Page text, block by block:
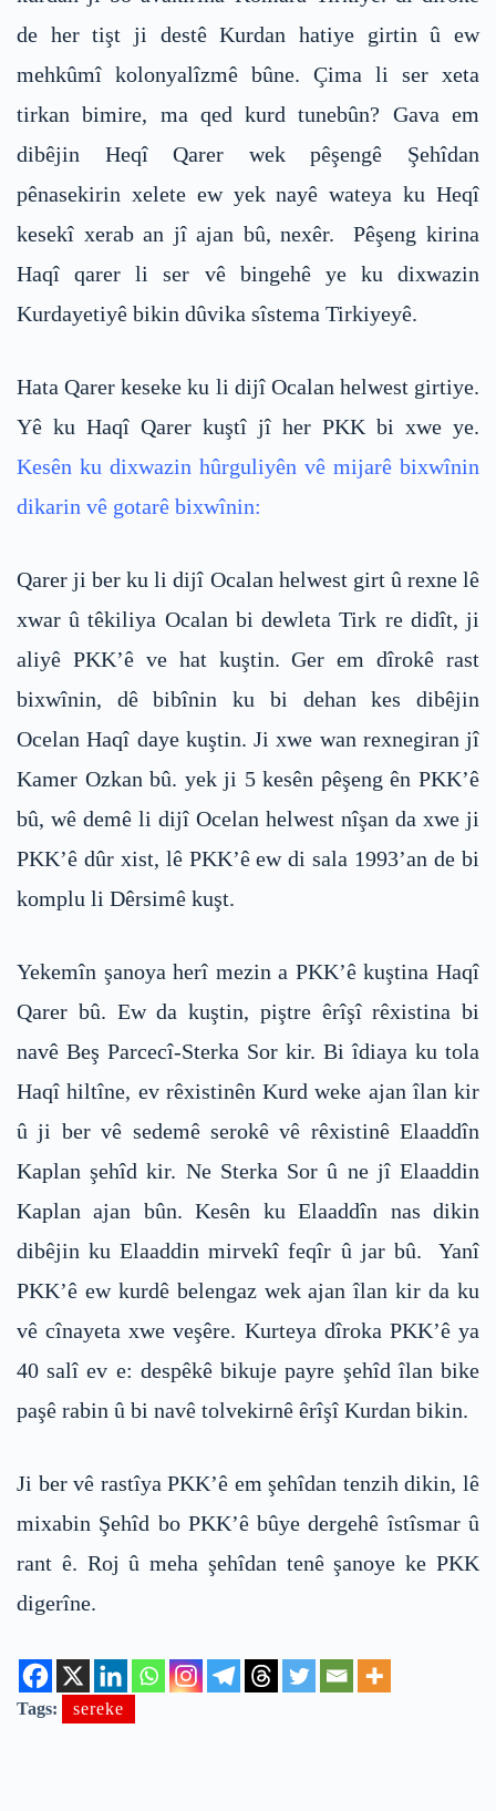
de her tişt ji destê Kurdan hatiye girtin û ew
mehkûmî kolonyalîzmê bûne. Çima li ser xeta
tirkan bimire, ma qed kurd tunebûn? Gava em
dibêjin Heqî Qarer wek pêşengê Şehîdan
pênasekirin xelete ew yek nayê wateya ku Heqî
kesekî xerab an jî ajan bû, nexêr. Pêşeng kirina
Haqî qarer li ser vê bingehê ye ku dixwazin
Kurdayetiyê bikin dûvika sîstema Tirkiyeyê.
Hata Qarer keseke ku li dijî Ocalan helwest girtiye.
Yê ku Haqî Qarer kuştî jî her PKK bi xwe ye.
Kesên ku dixwazin hûrguliyên vê mijarê bixwînin
dikarin vê gotarê bixwînin:
Qarer ji ber ku li dijî Ocalan helwest girt û rexne lê
xwar û têkiliya Ocalan bi dewleta Tirk re didît, ji
aliyê PKK’ê ve hat kuştin. Ger em dîrokê rast
bixwînin, dê bibînin ku bi dehan kes dibêjin
Ocelan Haqî daye kuştin. Ji xwe wan rexnegiran jî
Kamer Ozkan bû. yek ji 5 kesên pêşeng ên PKK’ê
bû, wê demê li dijî Ocelan helwest nîşan da xwe ji
PKK’ê dûr xist, lê PKK’ê ew di sala 1993’an de bi
komplu li Dêrsimê kuşt.
Yekemîn şanoya herî mezin a PKK’ê kuştina Haqî
Qarer bû. Ew da kuştin, piştre êrîşî rêxistina bi
navê Beş Parcecî-Sterka Sor kir. Bi îdiaya ku tola
Haqî hiltîne, ev rêxistinên Kurd weke ajan îlan kir
û ji ber vê sedemê serokê vê rêxistinê Elaaddîn
Kaplan şehîd kir. Ne Sterka Sor û ne jî Elaaddin
Kaplan ajan bûn. Kesên ku Elaaddîn nas dikin
dibêjin ku Elaaddin mirvekî feqîr û jar bû. Yanî
PKK’ê ew kurdê belengaz wek ajan îlan kir da ku
vê cînayeta xwe veşêre. Kurteya dîroka PKK’ê ya
40 salî ev e: despêkê bikuje payre şehîd îlan bike
paşê rabin û bi navê tolvekirnê êrîşî Kurdan bikin.
Ji ber vê rastîya PKK’ê em şehîdan tenzih dikin, lê
mixabin Şehîd bo PKK’ê bûye dergehê îstîsmar û
rant ê. Roj û meha şehîdan tenê şanoye ke PKK
digerîne.
Tags: sereke